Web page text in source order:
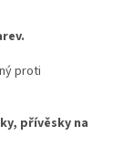
proti
přívěsky na